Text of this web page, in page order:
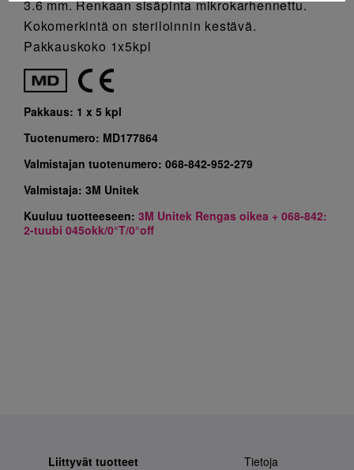
3.6 mm. Renkaan sisäpinta mikrokarhennettu.
Kokomerkintä on steriloinnin kestävä.
Pakkauskoko 1x5kpl
Pakkaus: 1 x 5 kpl
Tuotenumero: MD177864
Valmistajan tuotenumero: 068-842-952-279
Valmistaja: 3M Unitek
Kuuluu tuotteeseen: 3M Unitek Rengas oikea + 068-842:
2-tuubi 045okk/0°T/0°off
Liittyvät tuotteet Tietoja